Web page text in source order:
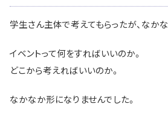
学生さん主体で考えてもらったが、なかな
イベントって何をすればいいのか。
どこから考えればいいのか。
なかなか形になりませんでした。